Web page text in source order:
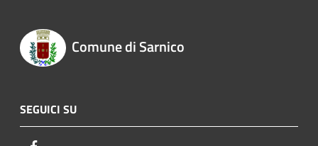
Comune di Sarnico
SEGUICI SU